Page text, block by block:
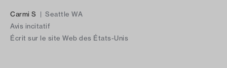
Carmi S | Seattle WA
Avis incitatif
Écrit sur le site Web des États-Unis